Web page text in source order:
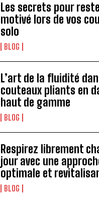
Les secrets pour
motivé lors de vos
solo
BLOG
L’art de la fluidité
couteaux pliants en
haut de gamme
BLOG
Respirez librement
jour avec une
optimale et
BLOG